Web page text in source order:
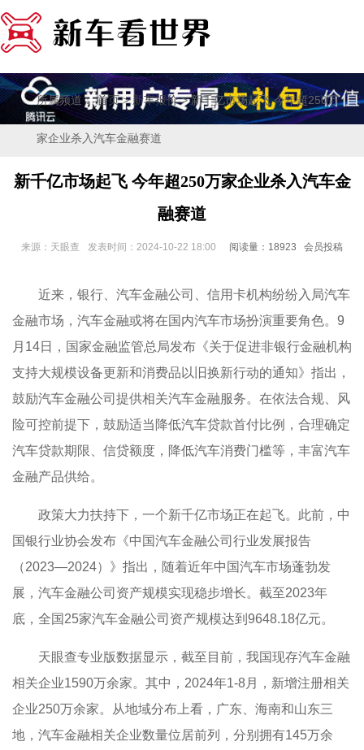
所属频道：首页>新车报价> 新千亿市场起飞 今年超250万
家企业杀入汽车金融赛道
新千亿市场起飞 今年超250万家企业杀入汽车金
融赛道
来源：天眼查 发表时间：2024-10-22 18:00 阅读量：18923 会员投稿
近来，银行、汽车金融公司、信用卡机构纷纷入局汽车
金融市场，汽车金融或将在国内汽车市场扮演重要角色。9
月14日，国家金融监管总局发布《关于促进非银行金融机构
支持大规模设备更新和消费品以旧换新行动的通知》指出，
鼓励汽车金融公司提供相关汽车金融服务。在依法合规、风
险可控前提下，鼓励适当降低汽车贷款首付比例，合理确定
汽车贷款期限、信贷额度，降低汽车消费门槛等，丰富汽车
金融产品供给。
政策大力扶持下，一个新千亿市场正在起飞。此前，中
国银行业协会发布《中国汽车金融公司行业发展报告
（2023—2024）》指出，随着近年中国汽车市场蓬勃发
展，汽车金融公司资产规模实现稳步增长。截至2023年
底，全国25家汽车金融公司资产规模达到9648.18亿元。
天眼查专业版数据显示，截至目前，我国现存汽车金融
相关企业1590万余家。其中，2024年1-8月，新增注册相关
企业250万余家。从地域分布上看，广东、海南和山东三
地，汽车金融相关企业数量位居前列，分别拥有145万余